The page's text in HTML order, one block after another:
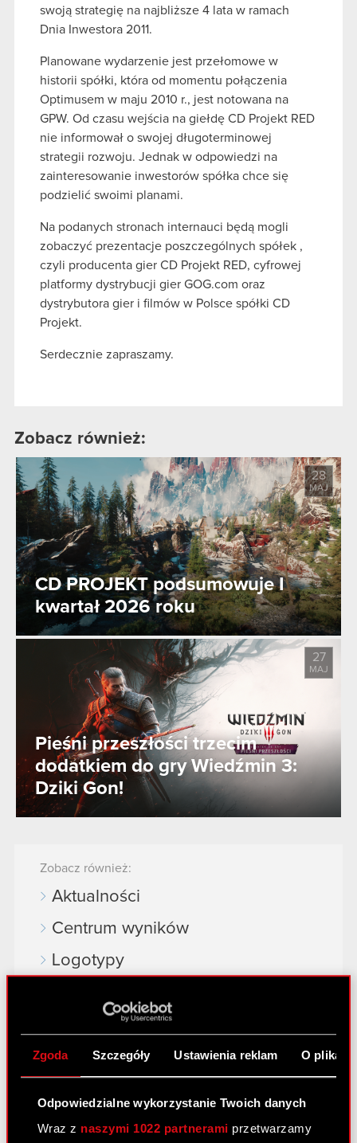
Zgoda Szczegóły Ustawienia reklam O
Odpowiedzialne wykorzystanie Twoich danych
Wraz z naszymi 1022 partnerami przetwarzamy
swoją strategię na najbliższe 4 lata w ramach
Dnia Inwestora 2011.
Planowane wydarzenie jest przełomowe w
historii spółki, która od momentu połączenia
Optimusem w maju 2010 r., jest notowana na
GPW. Od czasu wejścia na giełdę CD Projekt RED
nie informował o swojej długoterminowej
strategii rozwoju. Jednak w odpowiedzi na
zainteresowanie inwestorów spółka chce się
podzielić swoimi planami.
Na podanych stronach internauci będą mogli
zobaczyć prezentacje poszczególnych spółek ,
czyli producenta gier CD Projekt RED, cyfrowej
platformy dystrybucji gier GOG.com oraz
dystrybutora gier i filmów w Polsce spółki CD
Projekt.
Serdecznie zapraszamy.
Zobacz również:
CD PROJEKT podsumowuje I
kwartał 2026 roku
28
MAJ
Pieśni przeszłości trzecim
dodatkiem do gry Wiedźmin 3:
Dziki Gon!
27
MAJ
Zobacz również:
Aktualności
Centrum wyników
Logotypy
Dowiedz się więcej:
thewitcher.com
cyberpunk.net